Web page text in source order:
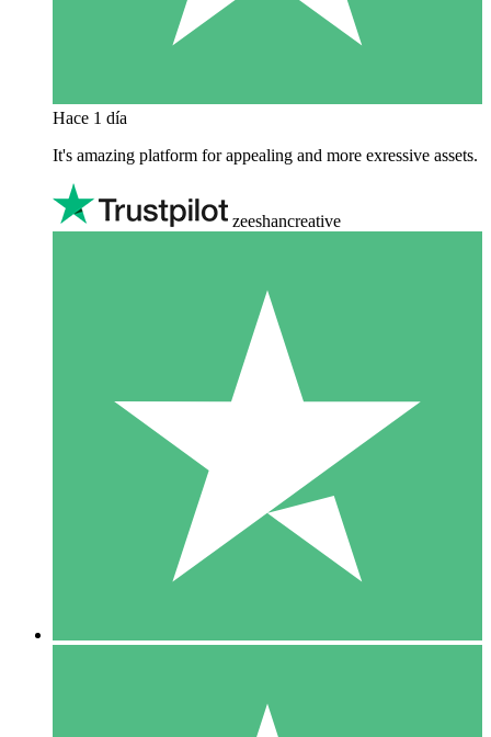
Hace 1 día
It's amazing platform for appealing and more exressive assets.
zeeshancreative